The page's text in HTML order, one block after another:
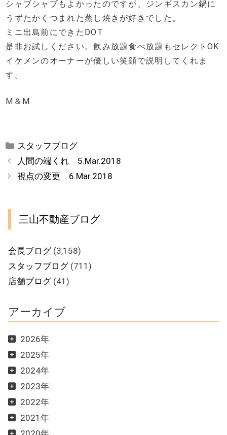
シャブシャブもよかったのですが、ジンギスカン鍋に
うずたかくつまれた蒸し焼きが好きでした。
ミニ出島前にできたDOT
是非お試しください。飲み放題食べ放題もセレクトOK
イケメンのオーナーが優しい笑顔で説明してくれま
す。
M＆M
カ
テ
ゴ
リ
スタッフブログ
人間の端くれ 5.Mar.2018
視点の変更 6.Mar.2018
三山不動産ブログ
会長ブログ(3,158)
スタッフブログ(711)
店舗ブログ(41)
アーカイブ
2026年
2025年
2024年
2023年
2022年
2021年